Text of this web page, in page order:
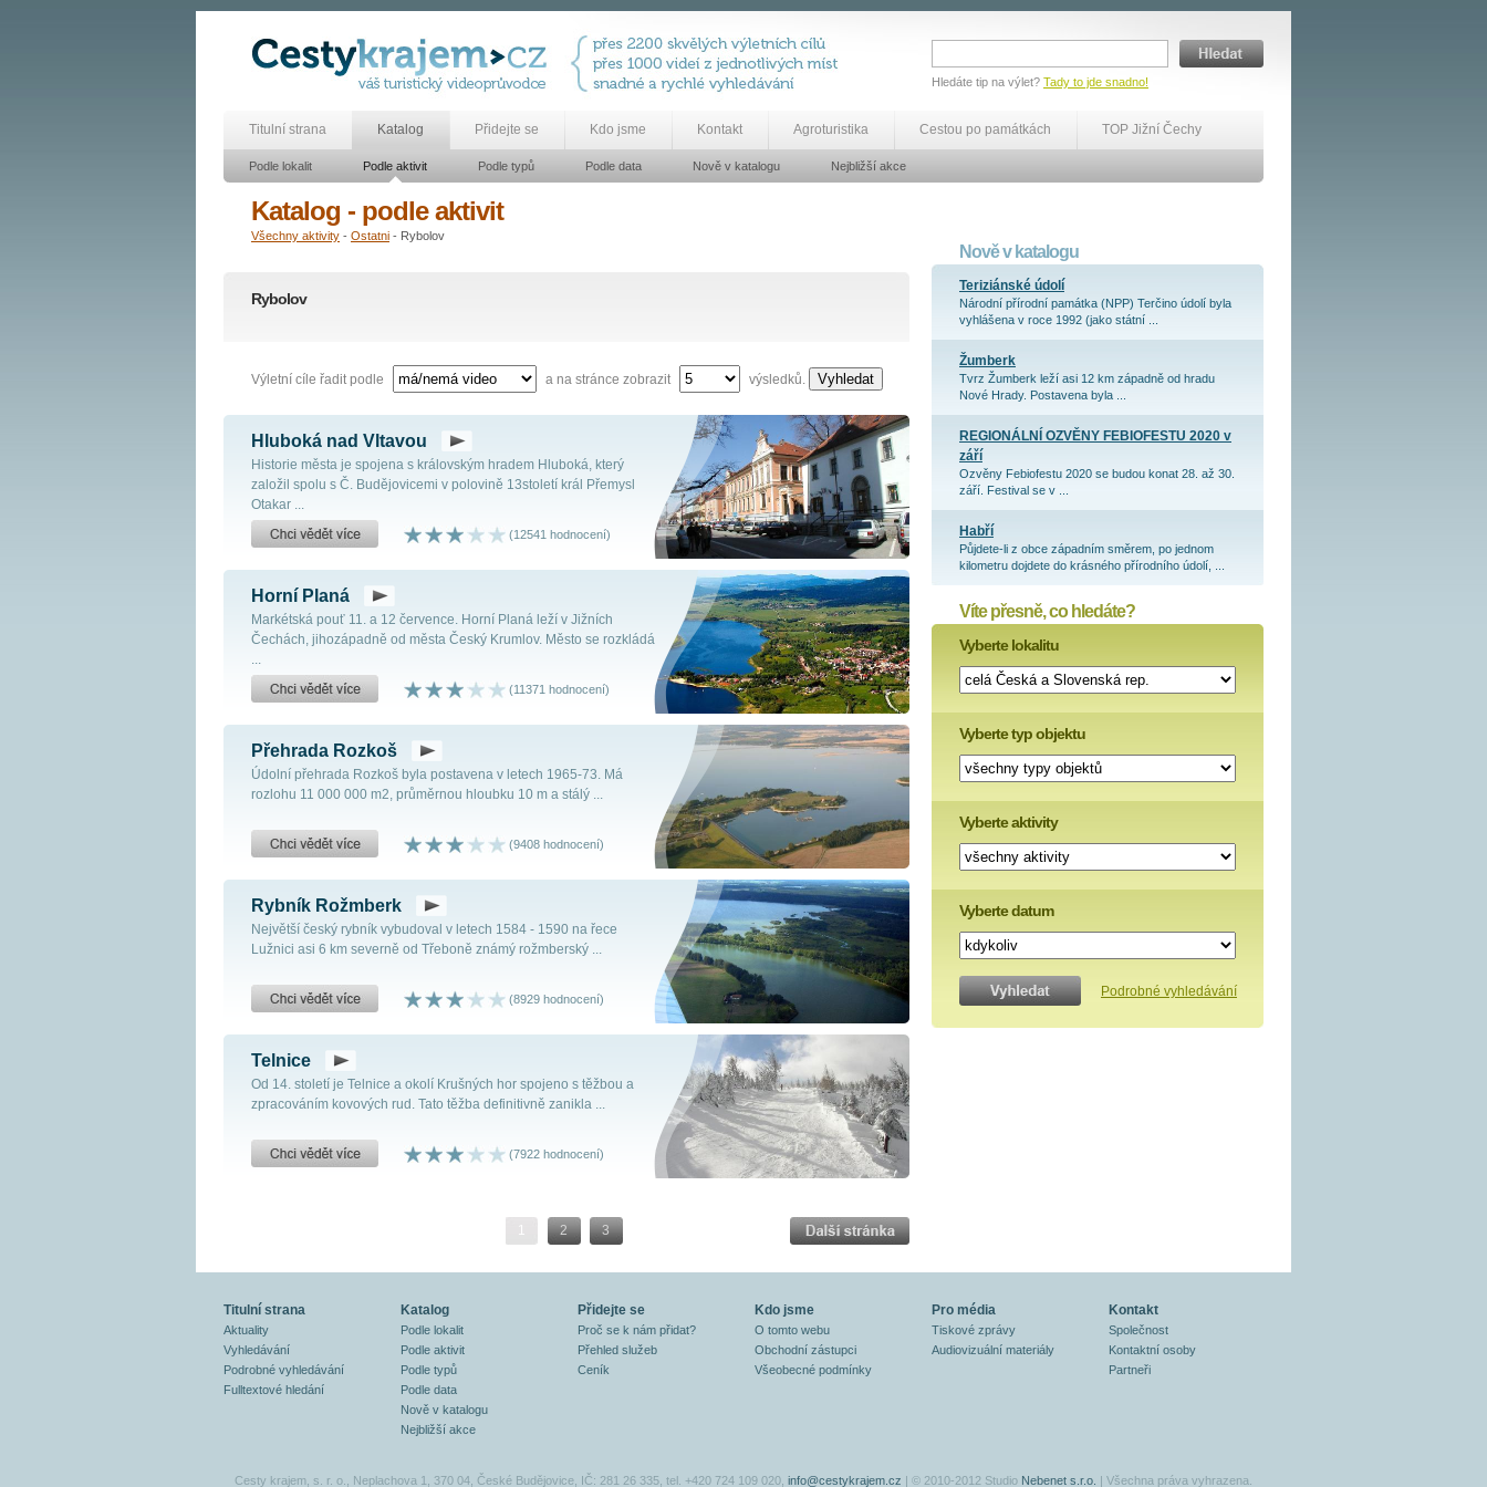
Hledáte tip na výlet? Tady to jde snadno!
Titulní strana Katalog Přidejte se Kdo jsme Kontakt Agroturistika Cestou po památkách TOP Jižní Čechy
Podle lokalit Podle aktivit Podle typů Podle data Nově v katalogu Nejbližší akce
Katalog - podle aktivit
Všechny aktivity - Ostatni - Rybolov
Rybolov
Výletní cíle řadit podle a na stránce zobrazit výsledků. Vyhledat
Hluboká nad Vltavou
Historie města je spojena s královským hradem Hluboká, který
založil spolu s Č. Budějovicemi v polovině 13století král Přemysl
Otakar ...
(12541 hodnocení)
Horní Planá
Markétská pouť 11. a 12 července. Horní Planá leží v Jižních
Čechách, jihozápadně od města Český Krumlov. Město se rozkládá
...
(11371 hodnocení)
Přehrada Rozkoš
Údolní přehrada Rozkoš byla postavena v letech 1965-73. Má
rozlohu 11 000 000 m2, průměrnou hloubku 10 m a stálý ...
(9408 hodnocení)
Rybník Rožmberk
Největší český rybník vybudoval v letech 1584 - 1590 na řece
Lužnici asi 6 km severně od Třeboně známý rožmberský ...
(8929 hodnocení)
Telnice
Od 14. století je Telnice a okolí Krušných hor spojeno s těžbou a
zpracováním kovových rud. Tato těžba definitivně zanikla ...
(7922 hodnocení)
1 2 3
Nově v katalogu
Teriziánské údolí
Národní přírodní památka (NPP) Terčino údolí byla
vyhlášena v roce 1992 (jako státní ...
Žumberk
Tvrz Žumberk leží asi 12 km západně od hradu
Nové Hrady. Postavena byla ...
REGIONÁLNÍ OZVĚNY FEBIOFESTU 2020 v
září
Ozvěny Febiofestu 2020 se budou konat 28. až 30.
září. Festival se v ...
Habří
Půjdete-li z obce západním směrem, po jednom
kilometru dojdete do krásného přírodního údolí, ...
Víte přesně, co hledáte?
Vyberte lokalitu
Vyberte typ objektu
Vyberte aktivity
Vyberte datum
Podrobné vyhledávání
Titulní strana
Aktuality
Vyhledávání
Podrobné vyhledávání
Fulltextové hledání
Katalog
Podle lokalit
Podle aktivit
Podle typů
Podle data
Nově v katalogu
Nejbližší akce
Přidejte se
Proč se k nám přidat?
Přehled služeb
Ceník
Kdo jsme
O tomto webu
Obchodní zástupci
Všeobecné podmínky
Pro média
Tiskové zprávy
Audiovizuální materiály
Kontakt
Společnost
Kontaktní osoby
Partneři
Cesty krajem, s. r. o., Neplachova 1, 370 04, České Budějovice, IČ: 281 26 335, tel. +420 724 109 020, info@cestykrajem.cz | © 2010-2012 Studio Nebenet s.r.o. | Všechna práva vyhrazena.